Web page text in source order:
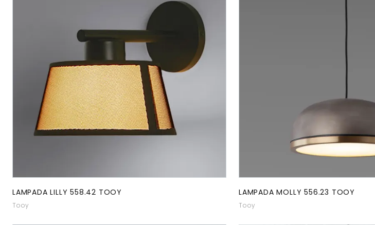
LAMPADA LILLY 558.42 TOOY
Tooy
LAMPADA MOLLY 556.23 TOOY
Tooy